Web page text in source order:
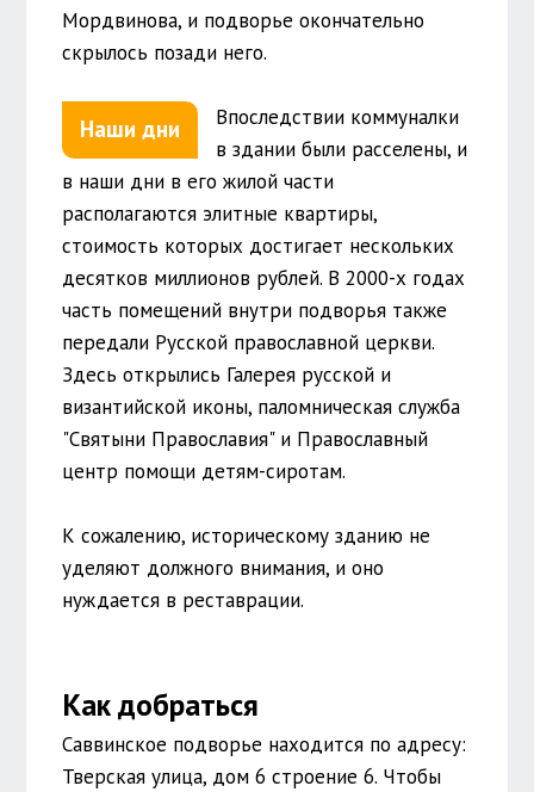
Мордвинова, и подворье окончательно
скрылось позади него.
Наши дни
Впоследствии коммуналки
в здании были расселены, и
в наши дни в его жилой части
располагаются элитные квартиры,
стоимость которых достигает нескольких
десятков миллионов рублей. В 2000-х годах
часть помещений внутри подворья также
передали Русской православной церкви.
Здесь открылись Галерея русской и
византийской иконы, паломническая служба
"Святыни Православия" и Православный
центр помощи детям-сиротам.
К сожалению, историческому зданию не
уделяют должного внимания, и оно
нуждается в реставрации.
Как добраться
Саввинское подворье находится по адресу:
Тверская улица, дом 6 строение 6. Чтобы